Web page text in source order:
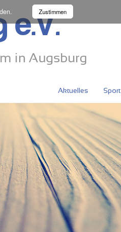
Zustimmen
e.V.
in Augsburg
Aktuelles Sport